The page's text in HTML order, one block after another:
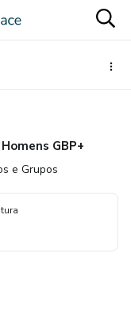
GBP+
e Grupos